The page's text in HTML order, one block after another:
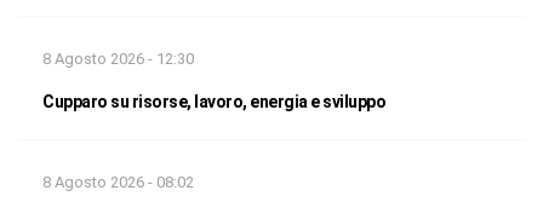
8 Agosto 2026 - 12:30
Cupparo su risorse, lavoro, energia e sviluppo
8 Agosto 2026 - 08:02